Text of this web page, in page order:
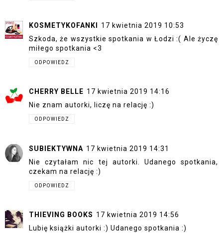
KOSMETYKOFANKI
17 kwietnia 2019 10:53
Szkoda, że wszystkie spotkania w Łodzi :( Ale życzę
miłego spotkania <3
ODPOWIEDZ
CHERRY BELLE 17 kwietnia 2019 14:16
Nie znam autorki, liczę na relację :)
ODPOWIEDZ
SUBIEKTYWNA 17 kwietnia 2019 14:31
Nie czytałam nic tej autorki. Udanego spotkania,
czekam na relację :)
ODPOWIEDZ
THIEVING BOOKS 17 kwietnia 2019 14:56
Lubię książki autorki :) Udanego spotkania :)